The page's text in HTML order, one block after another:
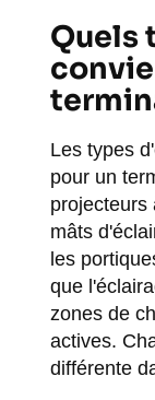
Quels
Les types
pour un
projecteurs
mâts
les
que
zones de
actives.
différente